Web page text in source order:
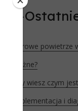
Zdrowe
ważne?
Czy wiesz czym
Suplementacja i